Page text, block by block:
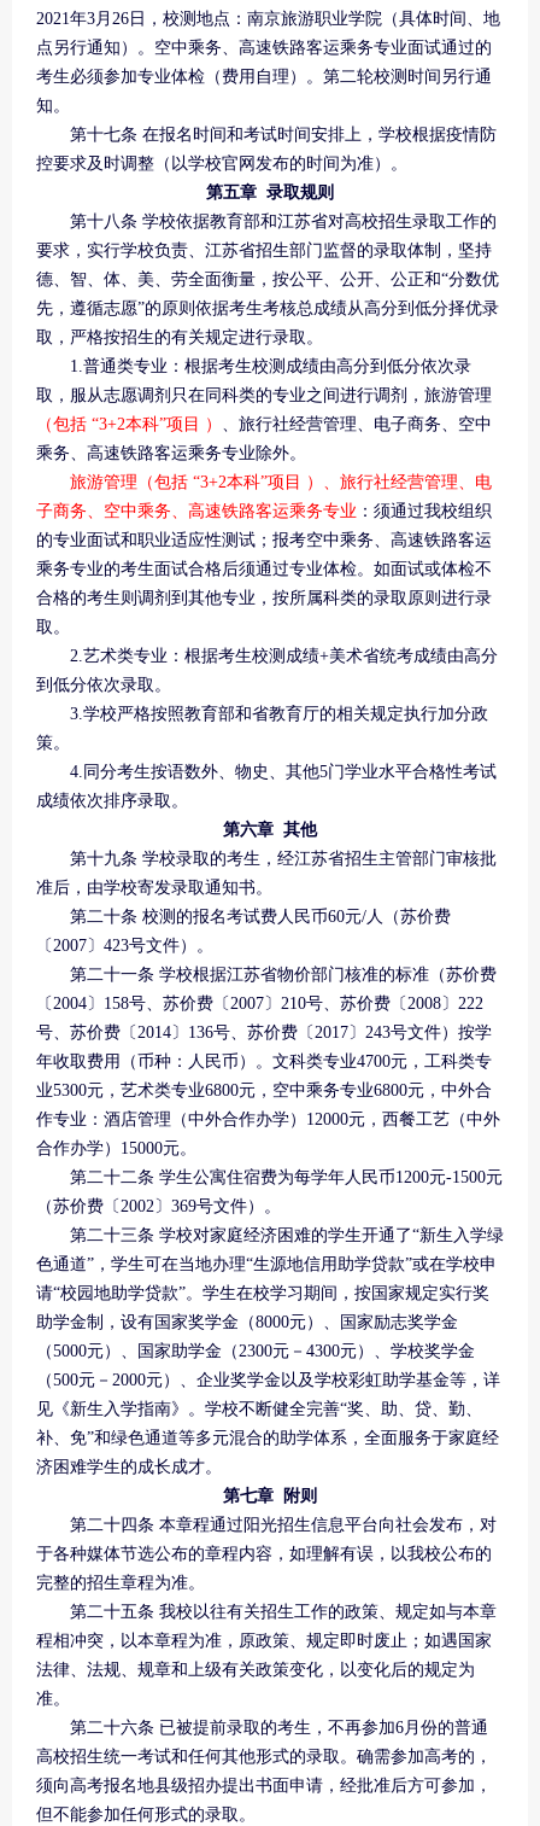
2021年3月26日，校测地点：南京旅游职业学院（具体时间、地
点另行通知）。空中乘务、高速铁路客运乘务专业面试通过的
考生必须参加专业体检（费用自理）。第二轮校测时间另行通
知。
第十七条 在报名时间和考试时间安排上，学校根据疫情防
控要求及时调整（以学校官网发布的时间为准）。
第五章 录取规则
第十八条 学校依据教育部和江苏省对高校招生录取工作的
要求，实行学校负责、江苏省招生部门监督的录取体制，坚持
德、智、体、美、劳全面衡量，按公平、公开、公正和“分数优
先，遵循志愿”的原则依据考生考核总成绩从高分到低分择优录
取，严格按招生的有关规定进行录取。
1.普通类专业：根据考生校测成绩由高分到低分依次录
取，服从志愿调剂只在同科类的专业之间进行调剂，旅游管理
（包括 “3+2本科”项目 ） 、旅行社经营管理、电子商务、空中
乘务、高速铁路客运乘务专业除外。
旅游管理（包括 “3+2本科”项目 ）、旅行社经营管理、电
子商务、空中乘务、高速铁路客运乘务专业 ：须通过我校组织
的专业面试和职业适应性测试；报考空中乘务、高速铁路客运
乘务专业的考生面试合格后须通过专业体检。如面试或体检不
合格的考生则调剂到其他专业，按所属科类的录取原则进行录
取。
2.艺术类专业：根据考生校测成绩+美术省统考成绩由高分
到低分依次录取。
3.学校严格按照教育部和省教育厅的相关规定执行加分政
策。
4.同分考生按语数外、物史、其他5门学业水平合格性考试
成绩依次排序录取。
第六章 其他
第十九条 学校录取的考生，经江苏省招生主管部门审核批
准后，由学校寄发录取通知书。
第二十条 校测的报名考试费人民币60元/人（苏价费
〔2007〕423号文件）。
第二十一条 学校根据江苏省物价部门核准的标准（苏价费
〔2004〕158号、苏价费〔2007〕210号、苏价费〔2008〕222
号、苏价费〔2014〕136号、苏价费〔2017〕243号文件）按学
年收取费用（币种：人民币）。文科类专业4700元，工科类专
业5300元，艺术类专业6800元，空中乘务专业6800元，中外合
作专业：酒店管理（中外合作办学）12000元，西餐工艺（中外
合作办学）15000元。
第二十二条 学生公寓住宿费为每学年人民币1200元-1500元
（苏价费〔2002〕369号文件）。
第二十三条 学校对家庭经济困难的学生开通了“新生入学绿
色通道”，学生可在当地办理“生源地信用助学贷款”或在学校申
请“校园地助学贷款”。学生在校学习期间，按国家规定实行奖
助学金制，设有国家奖学金（8000元）、国家励志奖学金
（5000元）、国家助学金（2300元－4300元）、学校奖学金
（500元－2000元）、企业奖学金以及学校彩虹助学基金等，详
见《新生入学指南》。学校不断健全完善“奖、助、贷、勤、
补、免”和绿色通道等多元混合的助学体系，全面服务于家庭经
济困难学生的成长成才。
第七章 附则
第二十四条 本章程通过阳光招生信息平台向社会发布，对
于各种媒体节选公布的章程内容，如理解有误，以我校公布的
完整的招生章程为准。
第二十五条 我校以往有关招生工作的政策、规定如与本章
程相冲突，以本章程为准，原政策、规定即时废止；如遇国家
法律、法规、规章和上级有关政策变化，以变化后的规定为
准。
第二十六条 已被提前录取的考生，不再参加6月份的普通
高校招生统一考试和任何其他形式的录取。确需参加高考的，
须向高考报名地县级招办提出书面申请，经批准后方可参加，
但不能参加任何形式的录取。